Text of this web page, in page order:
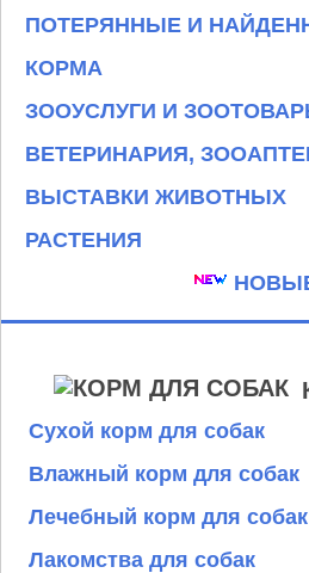
ПОТЕРЯННЫЕ И
КОРМА
ЗООУСЛУГИ И
ВЕТЕРИНАРИЯ,
ВЫСТАВКИ ЖИВОТНЫХ
РАСТЕНИЯ
Сухой корм для собак
Влажный корм для собак
Лечебный корм для собак
Лакомства для собак